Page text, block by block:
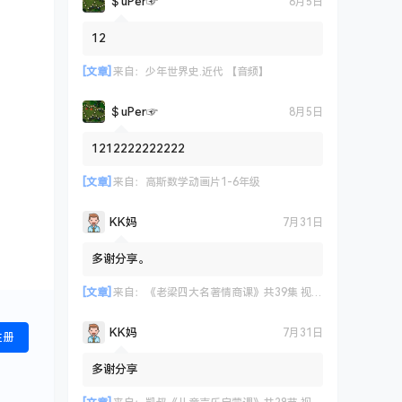
册
12
[文章] 来自： 少年世界史.近代 【音频】
＄uΡer☞ 8月5日
1212222222222
[文章] 来自： 高斯数学动画片1-6年级
KK妈 7月31日
多谢分享。
[文章] 来自： 《老梁四大名著情商课》共39集 视频课程
KK妈 7月31日
多谢分享